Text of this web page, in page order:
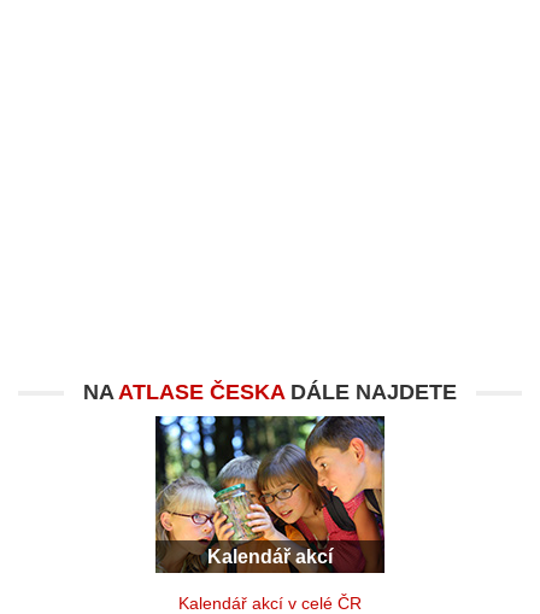
NAATLASE ČESKADÁLE NAJDETE
Kalendář akcí
Kalendář akcí v celé ČR